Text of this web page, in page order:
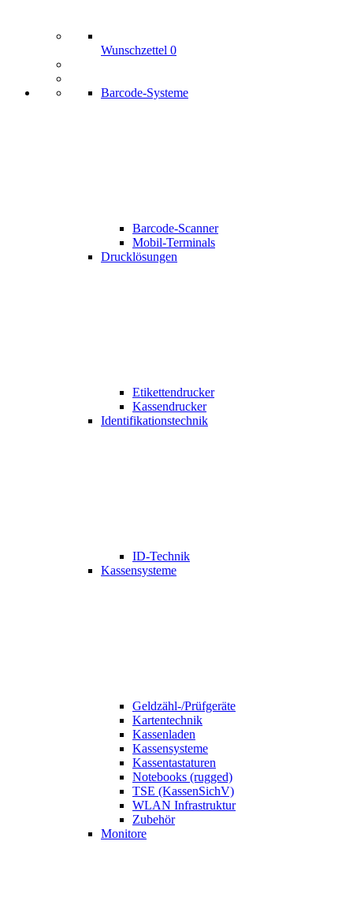
Wunschzettel 0
Barcode-Systeme
Barcode-Scanner
Mobil-Terminals
Drucklösungen
Etikettendrucker
Kassendrucker
Identifikationstechnik
ID-Technik
Kassensysteme
Geldzähl-/Prüfgeräte
Kartentechnik
Kassenladen
Kassensysteme
Kassentastaturen
Notebooks (rugged)
TSE (KassenSichV)
WLAN Infrastruktur
Zubehör
Monitore